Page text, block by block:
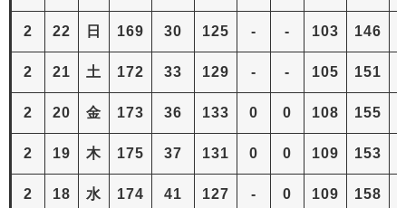
2 22 日 169 30 125 - - 103 146
2 21 土 172 33 129 - - 105 151
2 20 金 173 36 133 0 0 108 155
2 19 木 175 37 131 0 0 109 153
2 18 水 174 41 127 - 0 109 158